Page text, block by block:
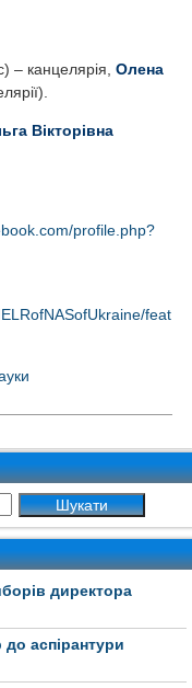
– канцелярія, Олена
Вікторівна
profile.php?
feat
директора
до аспірантури